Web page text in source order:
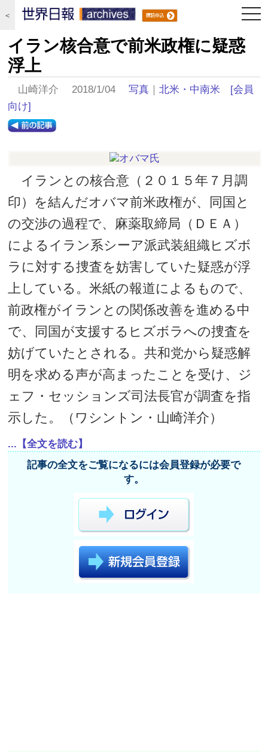
＜
イラン核合意で前米政権に疑惑
浮上
山崎洋介 2018/1/04写真 ｜北米・中南米
[会員
向け]
イランとの核合意（２０１５年７月調
印）を結んだオバマ前米政権が、同国と
の交渉の過程で、麻薬取締局（ＤＥＡ）
によるイラン系シーア派武装組織ヒズボ
ラに対する捜査を妨害していた疑惑が浮
上している。米紙の報道によるもので、
前政権がイランとの関係改善を進める中
で、同国が支援するヒズボラへの捜査を
妨げていたとされる。共和党から疑惑解
明を求める声が高まったことを受け、ジ
ェフ・セッションズ司法長官が調査を指
示した。（ワシントン・山崎洋介）
...【全文を読む】
記事の全文をご覧になるには会員登録が必要で
す。